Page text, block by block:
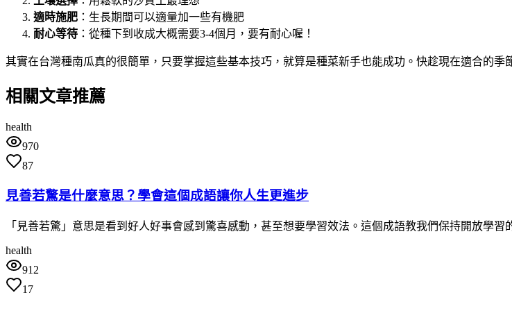
適時施肥 ：生長期間可以適量加一些有機肥
耐心等待 ：從種下到收成大概需要3-4個月，要有耐心喔！
其實在台灣種南瓜真的很簡單，只要掌握這些基本技巧，就算是種菜新手也能成功。快趁現在適合的季
相關文章推薦
health
970
87
見善若驚是什麼意思？學會這個成語讓你人生更進步
「見善若驚」意思是看到好人好事會感到驚喜感動，甚至想要學習效法。這個成語教我們保持開放學
health
912
17